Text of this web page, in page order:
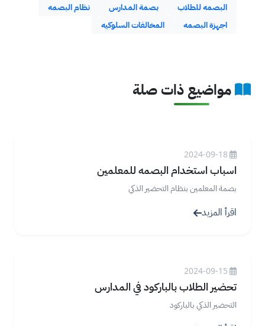
البصمه للطلاب بصمة المدارس
نظام البصمه
اجهزة البصمه
المخالفات السلوكيه
مواضيع ذات صلة
اسباب استخدام البصمه للمعلمين
بصمة المعلمين بنظام التحضير الذكي
اقرأ المزيد
تحضير الطلاب بالباركود في المدارس
التحضير الذكي بالباركود